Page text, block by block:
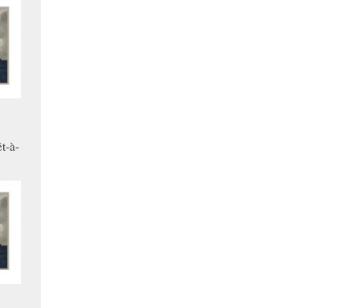
à-